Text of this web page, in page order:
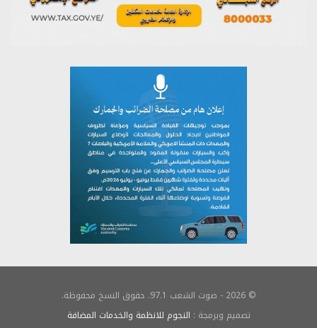
© 2026 - صوت الشعب 97.1. حقوق النسخ محفوظة.
تصميم وبرمجة : النجوم للانظمة والخدمات المضافة